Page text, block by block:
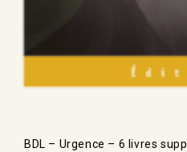
BDL – Urgence – 6 livres supp.